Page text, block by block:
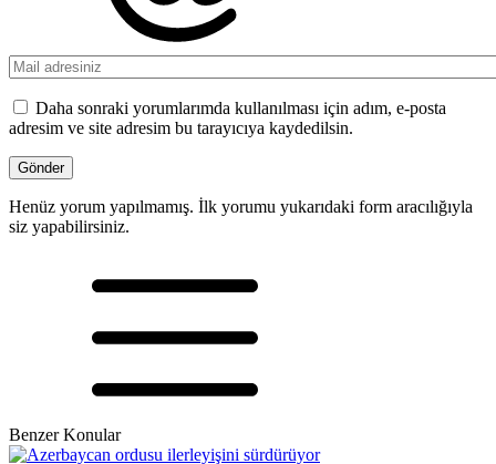
Daha sonraki yorumlarımda kullanılması için adım, e-posta
adresim ve site adresim bu tarayıcıya kaydedilsin.
Henüz yorum yapılmamış. İlk yorumu yukarıdaki form aracılığıyla
siz yapabilirsiniz.
Benzer Konular